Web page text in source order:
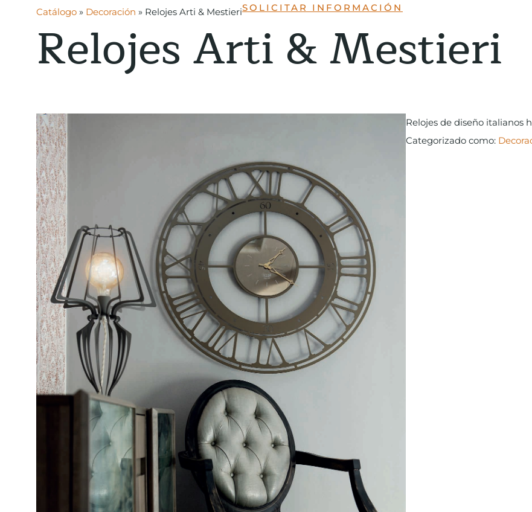
Catálogo » Decoración » Relojes Arti & MestieriSOLICITAR INFORMACIÓN
Relojes Arti & Mestieri
Relojes de diseño italianos
Categorizado como: